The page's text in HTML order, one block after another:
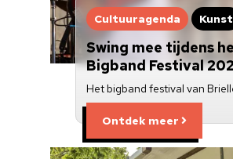
Cultuuragenda Kunst
Swing mee tijdens
Bigband Festival
Het bigband festival van
Ontdek meer